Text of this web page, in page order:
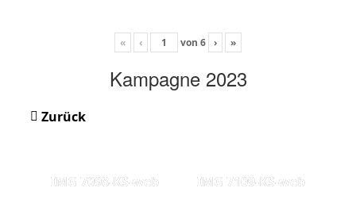
« ‹ von 6 › »
Kampagne 2023
Zurück
IMG 7098-KS-web IMG 7109-KS-web